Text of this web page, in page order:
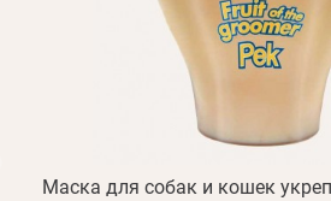
Маска для собак и кошек
Отправить
Регистрация
или с помощью
Вспомнили
Не пришло письмо?